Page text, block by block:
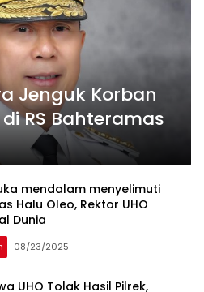
Jenguk Korban
RS Bahteramas
mendalam menyelimuti
Halu Oleo, Rektor UHO
Dunia
08/23/2025
UHO Tolak Hasil Pilrek,